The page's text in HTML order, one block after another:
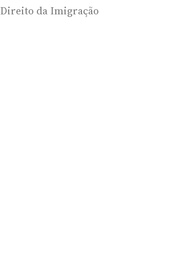
Direito da Imigração